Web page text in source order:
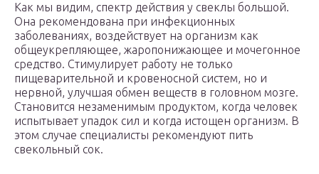
Как мы видим, спектр действия у свеклы большой.
Она рекомендована при инфекционных
заболеваниях, воздействует на организм как
общеукрепляющее, жаропонижающее и мочегонное
средство. Стимулирует работу не только
пищеварительной и кровеносной систем, но и
нервной, улучшая обмен веществ в головном мозге.
Становится незаменимым продуктом, когда человек
испытывает упадок сил и когда истощен организм. В
этом случае специалисты рекомендуют пить
свекольный сок.